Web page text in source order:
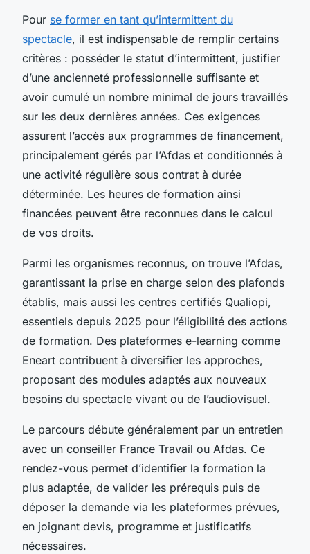
Pour se former en tant qu’intermittent du
spectacle, il est indispensable de remplir certains
critères : posséder le statut d’intermittent, justifier
d’une ancienneté professionnelle suffisante et
avoir cumulé un nombre minimal de jours travaillés
sur les deux dernières années. Ces exigences
assurent l’accès aux programmes de financement,
principalement gérés par l’Afdas et conditionnés à
une activité régulière sous contrat à durée
déterminée. Les heures de formation ainsi
financées peuvent être reconnues dans le calcul
de vos droits.
Parmi les organismes reconnus, on trouve l’Afdas,
garantissant la prise en charge selon des plafonds
établis, mais aussi les centres certifiés Qualiopi,
essentiels depuis 2025 pour l’éligibilité des actions
de formation. Des plateformes e-learning comme
Eneart contribuent à diversifier les approches,
proposant des modules adaptés aux nouveaux
besoins du spectacle vivant ou de l’audiovisuel.
Le parcours débute généralement par un entretien
avec un conseiller France Travail ou Afdas. Ce
rendez-vous permet d’identifier la formation la
plus adaptée, de valider les prérequis puis de
déposer la demande via les plateformes prévues,
en joignant devis, programme et justificatifs
nécessaires.